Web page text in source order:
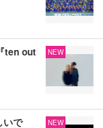
ten out
NEW
いで
NEW